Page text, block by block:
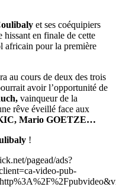
et ses coéquipiers
hissant en finale de cette
africain pour la première
au cours de deux des trois
avoir l’opportunité de
vainqueur de la
rêve éveillé face aux
Mario GOETZE…
!
pagead/ads?
video-pub-